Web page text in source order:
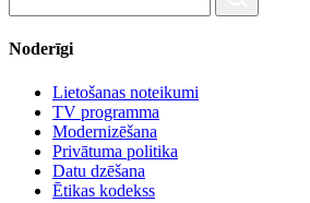
Noderīgi
Lietošanas noteikumi
TV programma
Modernizēšana
Privātuma politika
Datu dzēšana
Ētikas kodekss